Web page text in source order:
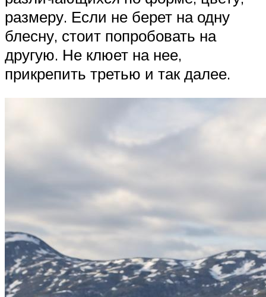
размеру. Если не берет на одну
блесну, стоит попробовать на
другую. Не клюет на нее,
прикрепить третью и так далее.